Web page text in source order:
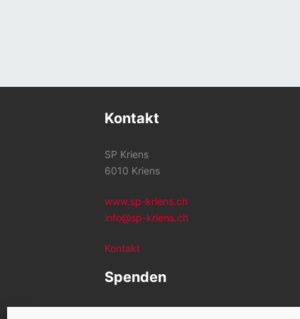
Kontakt
SP Kriens
6010 Kriens
www.sp-kriens.ch
info@sp-kriens.ch
Kontakt
Spenden